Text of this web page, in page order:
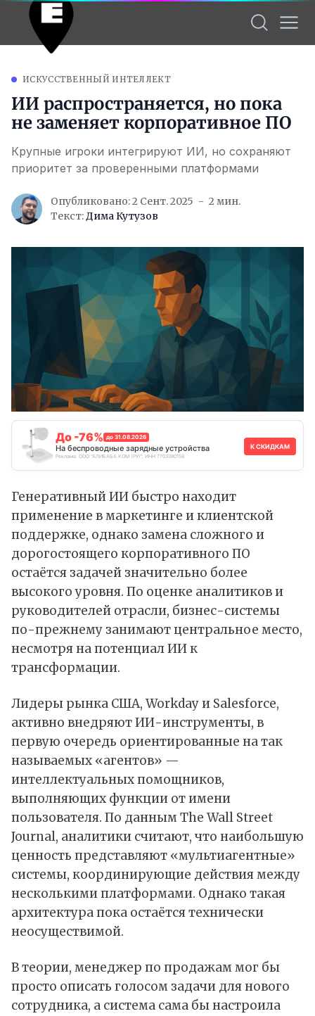
ИСКУССТВЕННЫЙ ИНТЕЛЛЕКТ
ИИ распространяется, но пока
не заменяет корпоративное ПО
Крупные игроки интегрируют ИИ, но сохраняют
приоритет за проверенными платформами
Опубликовано: 2 Сент. 2025
2 мин.
Текст:Дима Кутузов
До -76% до 31.08.2026
На беспроводные зарядные устройства
Реклама. ООО "АЛИБАБА.КОМ (РУ)", ИНН 7703380158
К СКИДКАМ
Генеративный ИИ быстро находит
применение в маркетинге и клиентской
поддержке, однако замена сложного и
дорогостоящего корпоративного ПО
остаётся задачей значительно более
высокого уровня. По оценке аналитиков и
руководителей отрасли, бизнес-системы
по-прежнему занимают центральное место,
несмотря на потенциал ИИ к
трансформации.
Лидеры рынка США, Workday и Salesforce,
активно внедряют ИИ-инструменты, в
первую очередь ориентированные на так
называемых «агентов» —
интеллектуальных помощников,
выполняющих функции от имени
пользователя. По даннымThe Wall Street
Journal, аналитики считают, что наибольшую
ценность представляют «мультиагентные»
системы, координирующие действия между
несколькими платформами. Однако такая
архитектура пока остаётся технически
неосуществимой.
В теории, менеджер по продажам мог бы
просто описать голосом задачи для нового
сотрудника, а система сама бы настроила